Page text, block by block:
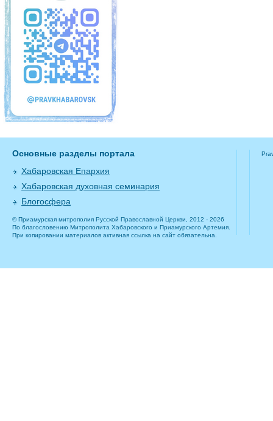
Основные разделы портала
Хабаровская Епархия
Хабаровская духовная семинария
Блогосфера
© Приамурская митрополия Русской Православной Церкви, 2012 - 2026
По благословению Митрополита Хабаровского и Приамурского Артемия.
При копировании материалов активная ссылка на сайт обязательна.